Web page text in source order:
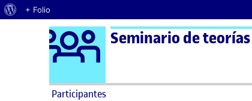
Acerca de WordPress
+ Folio
Saltar al contenido Logo Ágora
Seminario de
Participantes